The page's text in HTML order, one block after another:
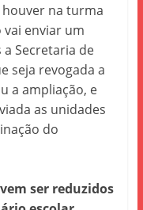
na turma
vai enviar um
Secretaria de
seja revogada a
a ampliação, e
as unidades
do
ser reduzidos